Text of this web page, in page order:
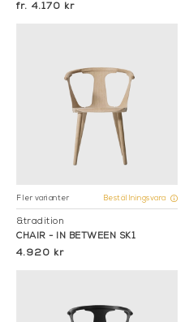
4.170 kr
Fler varianter Beställningsvara
&tradition
CHAIR - IN BETWEEN SK1
4.920 kr